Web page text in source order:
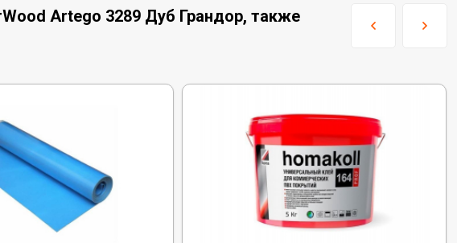
Artego 3289 Дуб Грандор, также